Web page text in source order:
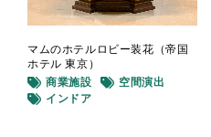
マムのホテルロビー装花（帝国
ホテル 東京）
商業施設
空間演出
インドア